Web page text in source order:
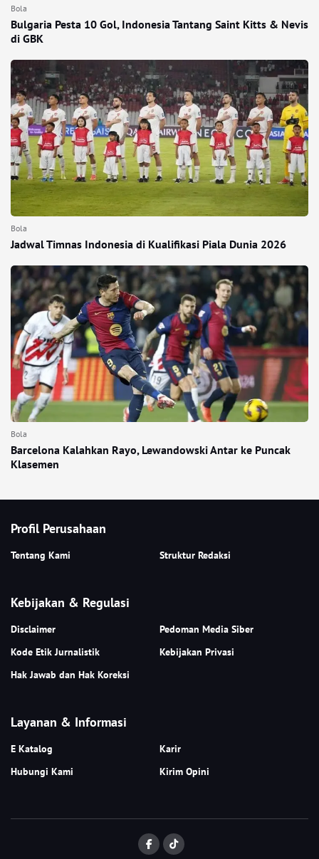
Bola
Bulgaria Pesta 10 Gol, Indonesia Tantang Saint Kitts & Nevis
di GBK
Bola
Jadwal Timnas Indonesia di Kualifikasi Piala Dunia 2026
Bola
Barcelona Kalahkan Rayo, Lewandowski Antar ke Puncak
Klasemen
Profil Perusahaan
Tentang Kami Struktur Redaksi
Kebijakan & Regulasi
Disclaimer
Pedoman Media Siber
Kode Etik Jurnalistik
Kebijakan Privasi
Hak Jawab dan Hak Koreksi
Layanan & Informasi
E Katalog
Karir
Hubungi Kami
Kirim Opini